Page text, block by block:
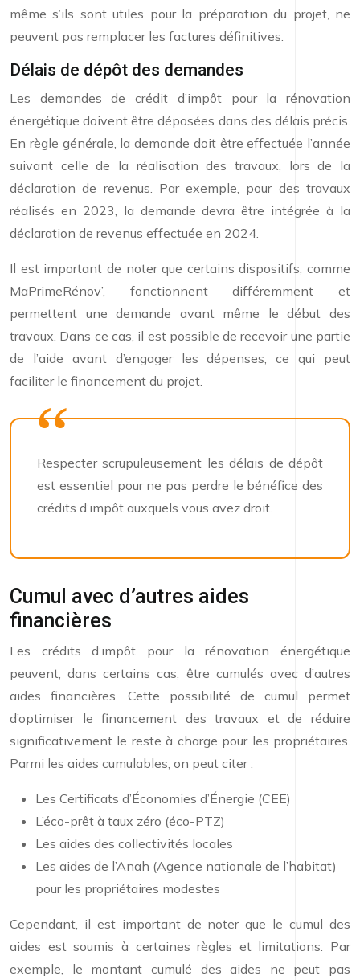
même s’ils sont utiles pour la préparation du projet, ne
peuvent pas remplacer les factures définitives.
Délais de dépôt des demandes
Les demandes de crédit d’impôt pour la rénovation
énergétique doivent être déposées dans des délais précis.
En règle générale, la demande doit être effectuée l’année
suivant celle de la réalisation des travaux, lors de la
déclaration de revenus. Par exemple, pour des travaux
réalisés en 2023, la demande devra être intégrée à la
déclaration de revenus effectuée en 2024.
Il est important de noter que certains dispositifs, comme
MaPrimeRénov’, fonctionnent différemment et
permettent une demande avant même le début des
travaux. Dans ce cas, il est possible de recevoir une partie
de l’aide avant d’engager les dépenses, ce qui peut
faciliter le financement du projet.
Respecter scrupuleusement les délais de dépôt
est essentiel pour ne pas perdre le bénéfice des
crédits d’impôt auxquels vous avez droit.
Cumul avec d’autres aides
financières
Les crédits d’impôt pour la rénovation énergétique
peuvent, dans certains cas, être cumulés avec d’autres
aides financières. Cette possibilité de cumul permet
d’optimiser le financement des travaux et de réduire
significativement le reste à charge pour les propriétaires.
Parmi les aides cumulables, on peut citer :
Les Certificats d’Économies d’Énergie (CEE)
L’éco-prêt à taux zéro (éco-PTZ)
Les aides des collectivités locales
Les aides de l’Anah (Agence nationale de l’habitat)
pour les propriétaires modestes
Cependant, il est important de noter que le cumul des
aides est soumis à certaines règles et limitations. Par
exemple, le montant cumulé des aides ne peut pas